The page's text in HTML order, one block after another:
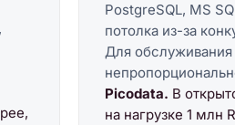
PostgreSQL, MS
потолка из-за
Для обслуживания
Picodata. В
на нагрузке 1 млн